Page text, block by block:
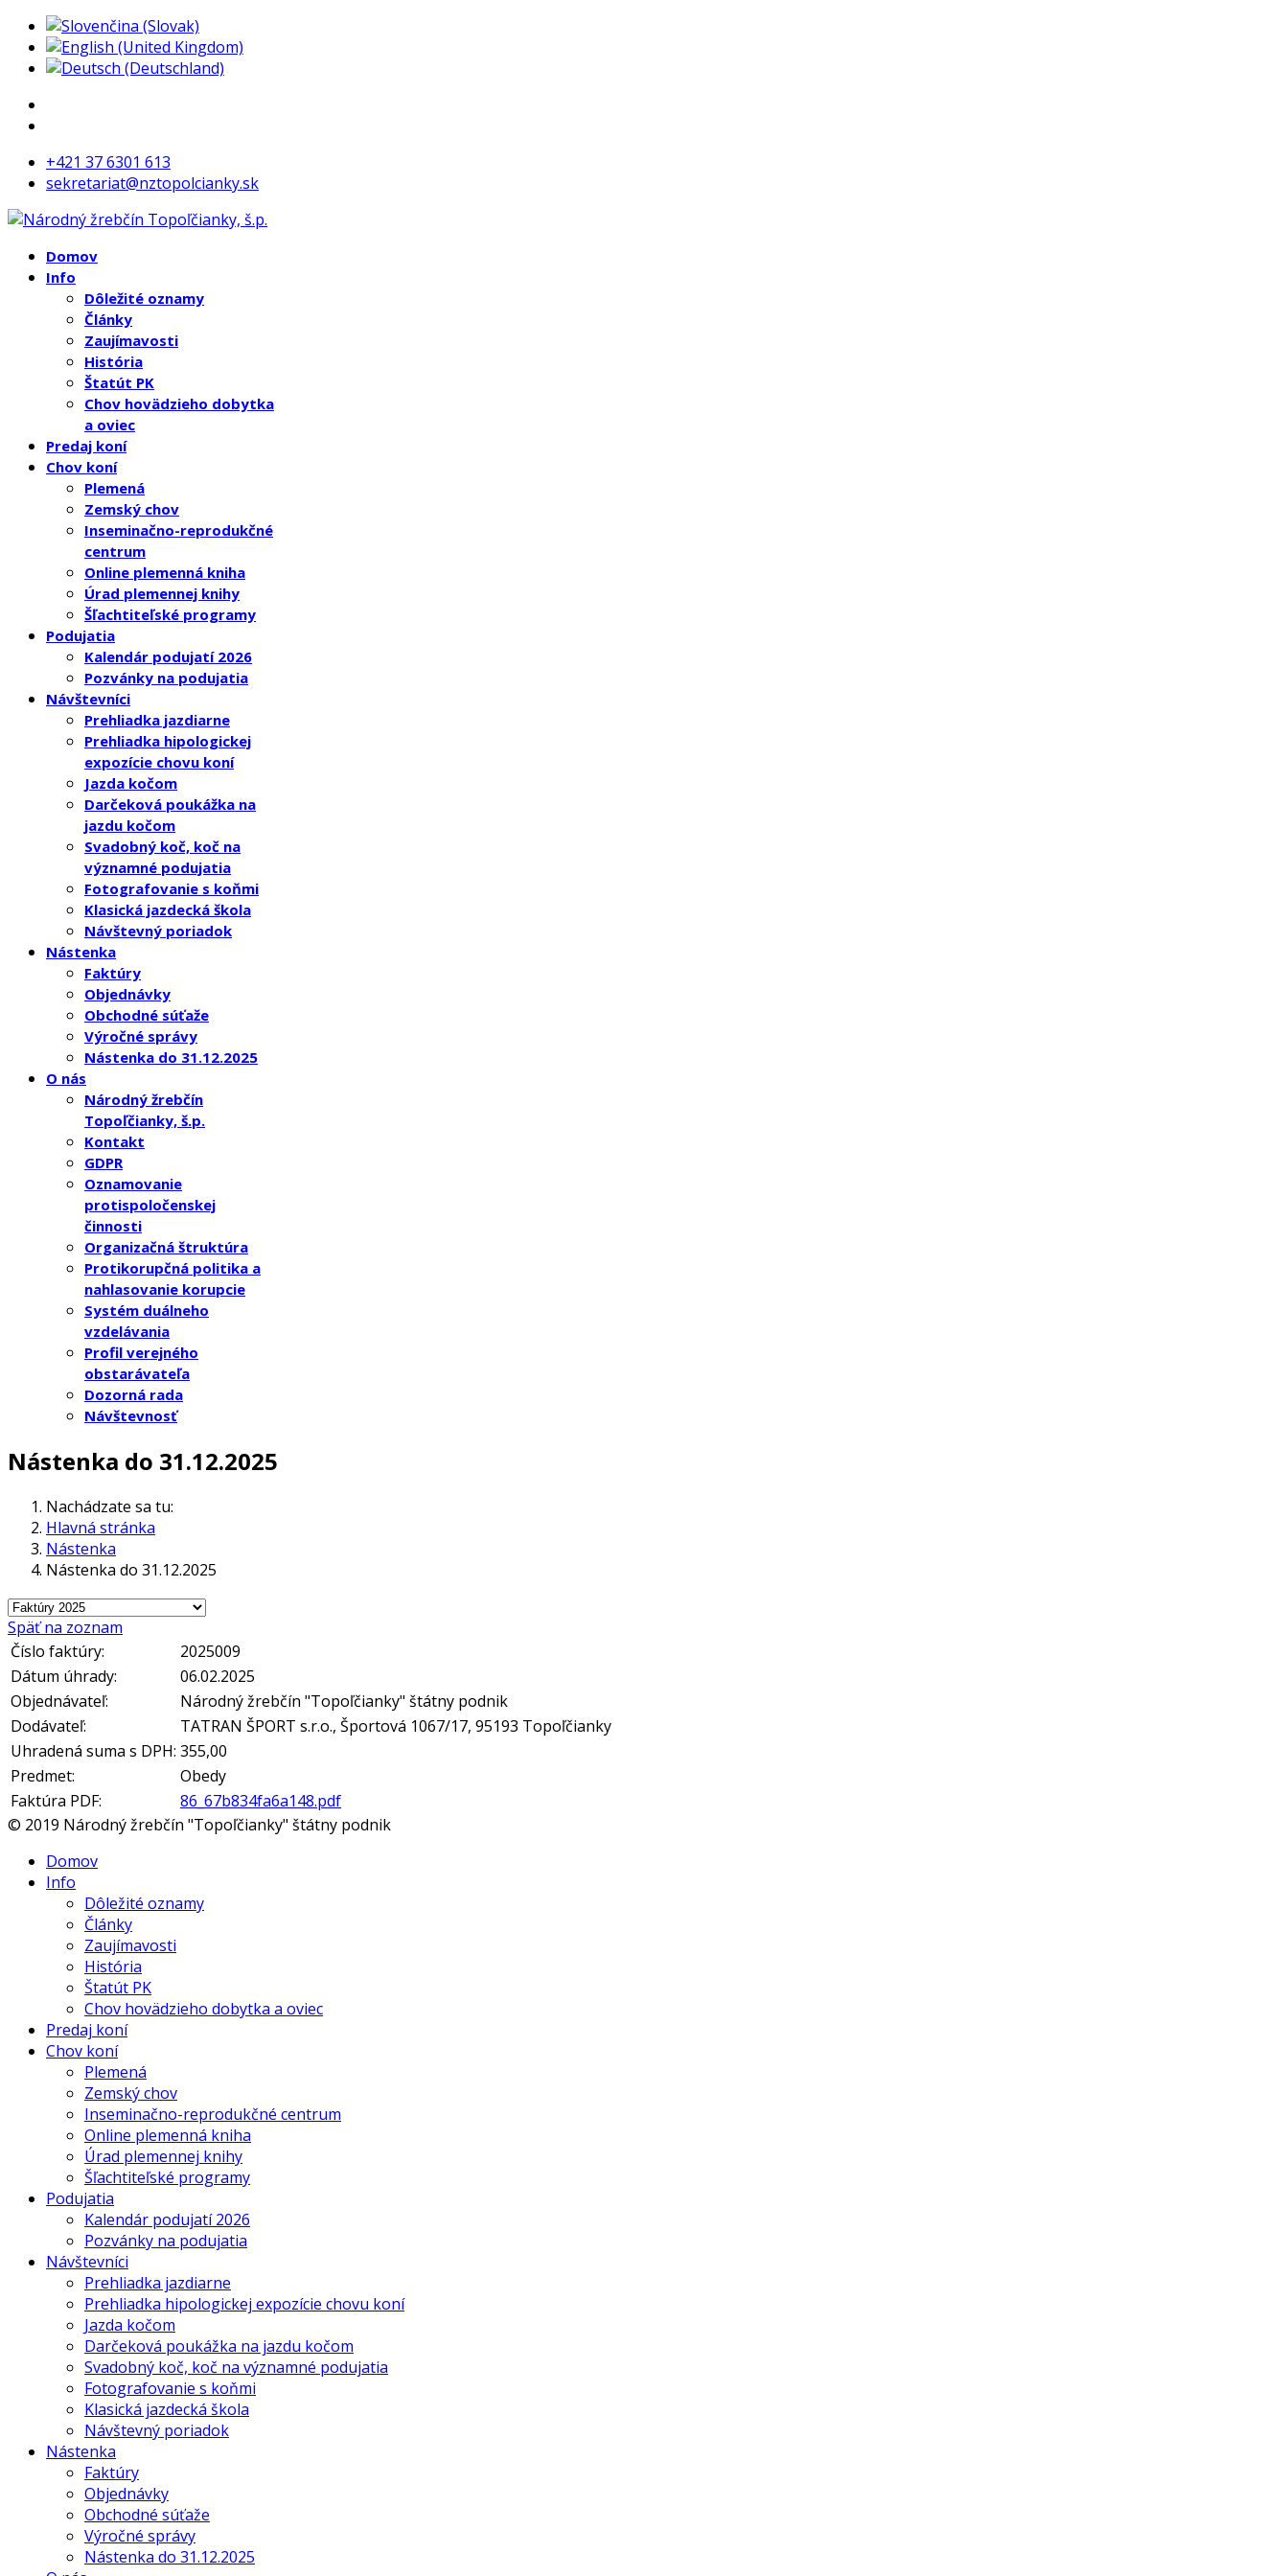
+421 37 6301 613
sekretariat@nztopolcianky.sk
Domov
Info
Dôležité oznamy
Články
Zaujímavosti
História
Štatút PK
Chov hovädzieho dobytka
a oviec
Predaj koní
Chov koní
Plemená
Zemský chov
Inseminačno-reprodukčné
centrum
Online plemenná kniha
Úrad plemennej knihy
Šľachtiteľské programy
Podujatia
Kalendár podujatí 2026
Pozvánky na podujatia
Návštevníci
Prehliadka jazdiarne
Prehliadka hipologickej
expozície chovu koní
Jazda kočom
Darčeková poukážka na
jazdu kočom
Svadobný koč, koč na
významné podujatia
Fotografovanie s koňmi
Klasická jazdecká škola
Návštevný poriadok
Nástenka
Faktúry
Objednávky
Obchodné súťaže
Výročné správy
Nástenka do 31.12.2025
O nás
Národný žrebčín
Topoľčianky, š.p.
Kontakt
GDPR
Oznamovanie
protispoločenskej
činnosti
Organizačná štruktúra
Protikorupčná politika a
nahlasovanie korupcie
Systém duálneho
vzdelávania
Profil verejného
obstarávateľa
Dozorná rada
Návštevnosť
Nástenka do 31.12.2025
Nachádzate sa tu:
Hlavná stránka
Nástenka
Nástenka do 31.12.2025
Späť na zoznam
Číslo faktúry:
2025009
Dátum úhrady:
06.02.2025
Objednávateľ:
Národný žrebčín "Topoľčianky" štátny podnik
Dodávateľ:
TATRAN ŠPORT s.r.o., Športová 1067/17, 95193 Topoľčianky
Uhradená suma s DPH: 355,00
Predmet:
Obedy
Faktúra PDF:
86_67b834fa6a148.pdf
© 2019 Národný žrebčín "Topoľčianky" štátny podnik
Domov
Info
Dôležité oznamy
Články
Zaujímavosti
História
Štatút PK
Chov hovädzieho dobytka a oviec
Predaj koní
Chov koní
Plemená
Zemský chov
Inseminačno-reprodukčné centrum
Online plemenná kniha
Úrad plemennej knihy
Šľachtiteľské programy
Podujatia
Kalendár podujatí 2026
Pozvánky na podujatia
Návštevníci
Prehliadka jazdiarne
Prehliadka hipologickej expozície chovu koní
Jazda kočom
Darčeková poukážka na jazdu kočom
Svadobný koč, koč na významné podujatia
Fotografovanie s koňmi
Klasická jazdecká škola
Návštevný poriadok
Nástenka
Faktúry
Objednávky
Obchodné súťaže
Výročné správy
Nástenka do 31.12.2025